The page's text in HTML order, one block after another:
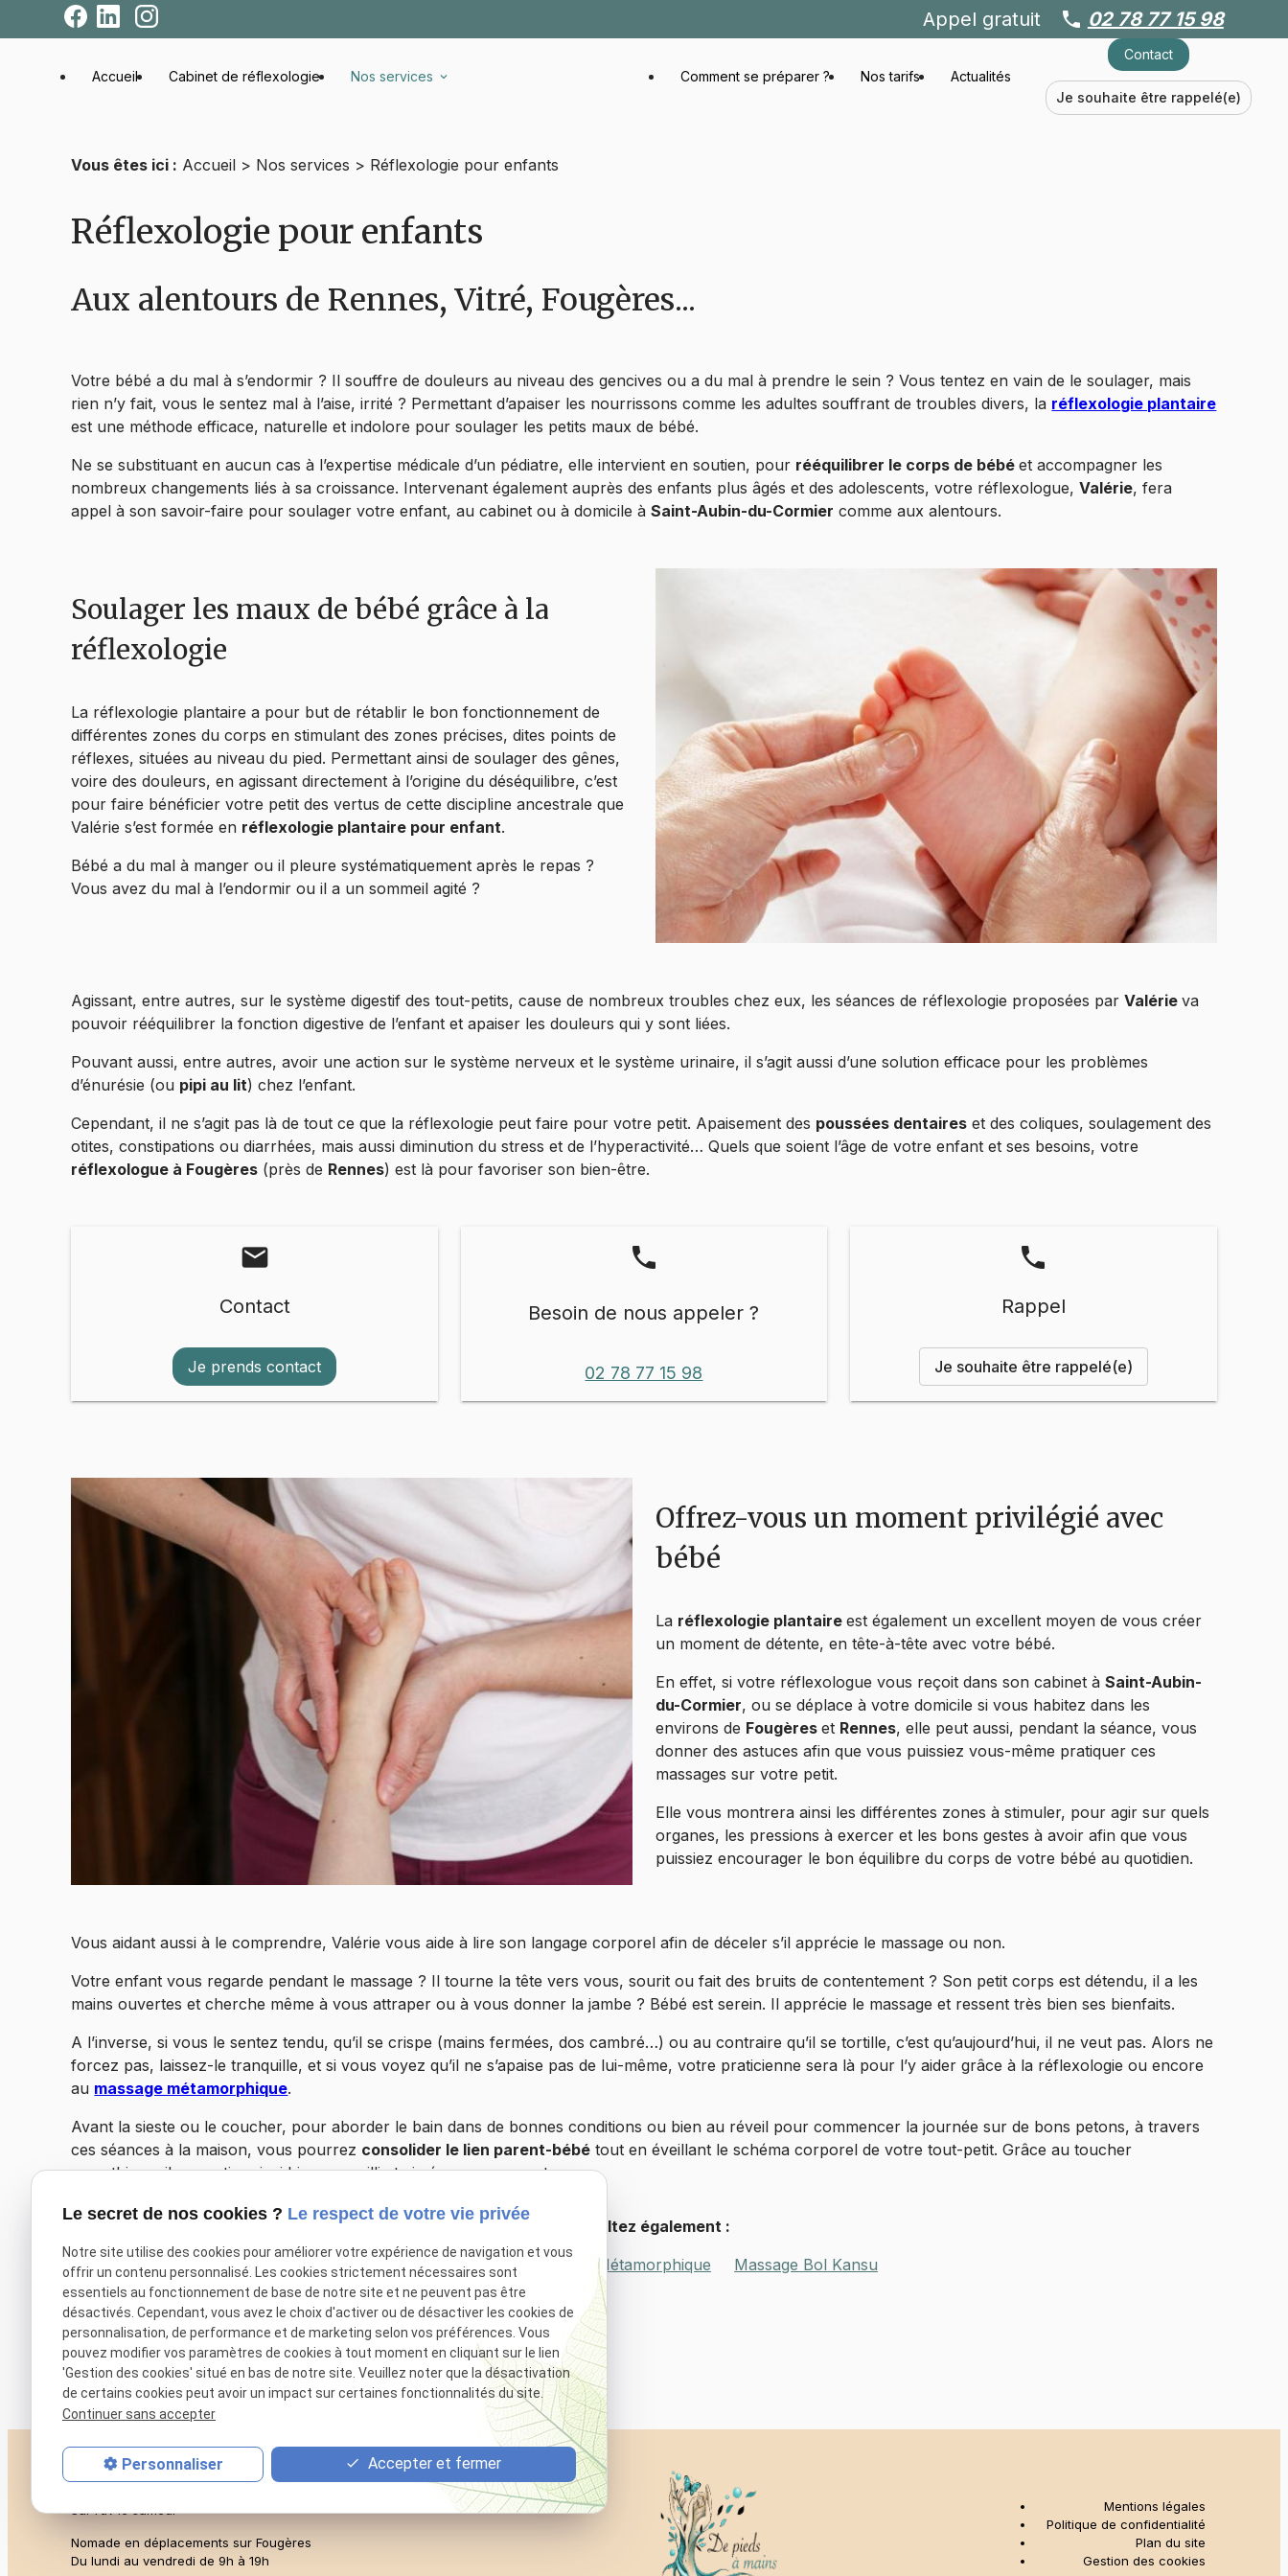
Appel gratuit phone 02 78 77 15 98
Accueil Cabinet de réflexologie Nos services Comment se préparer ? Nos tarifs Actualités
Contact
Je souhaite être rappelé(e)
Vous êtes ici : Accueil > Nos services > Réflexologie pour enfants
Réflexologie pour enfants
Aux alentours de Rennes, Vitré, Fougères...
Votre bébé a du mal à s’endormir ? Il souffre de douleurs au niveau des gencives ou a du mal à prendre le sein ? Vous tentez en vain de le soulager, mais
rien n’y fait, vous le sentez mal à l’aise, irrité ? Permettant d’apaiser les nourrissons comme les adultes souffrant de troubles divers, la réflexologie plantaire
est une méthode efficace, naturelle et indolore pour soulager les petits maux de bébé.
Ne se substituant en aucun cas à l’expertise médicale d’un pédiatre, elle intervient en soutien, pour rééquilibrer le corps de bébéet accompagner les
nombreux changements liés à sa croissance. Intervenant également auprès des enfants plus âgés et des adolescents, votre réflexologue,Valérie, fera
appel à son savoir-faire pour soulager votre enfant, au cabinet ou à domicile àSaint-Aubin-du-Cormier comme aux alentours.
Soulager les maux de bébé grâce à la
réflexologie
La réflexologie plantaire a pour but de rétablir le bon fonctionnement de
différentes zones du corps en stimulant des zones précises, dites points de
réflexes, situées au niveau du pied. Permettant ainsi de soulager des gênes,
voire des douleurs, en agissant directement à l’origine du déséquilibre, c’est
pour faire bénéficier votre petit des vertus de cette discipline ancestrale que
Valérie s’est formée en réflexologie plantaire pour enfant.
Bébé a du mal à manger ou il pleure systématiquement après le repas ?
Vous avez du mal à l’endormir ou il a un sommeil agité ?
Agissant, entre autres, sur le système digestif des tout-petits, cause de nombreux troubles chez eux, les séances de réflexologie proposées parValérieva
pouvoir rééquilibrer la fonction digestive de l’enfant et apaiser les douleurs qui y sont liées.
Pouvant aussi, entre autres, avoir une action sur le système nerveux et le système urinaire, il s’agit aussi d’une solution efficace pour les problèmes
d’énurésie (ou pipi au lit) chez l’enfant.
Cependant, il ne s’agit pas là de tout ce que la réflexologie peut faire pour votre petit. Apaisement des poussées dentaires et des coliques, soulagement des
otites, constipations ou diarrhées, mais aussi diminution du stress et de l’hyperactivité… Quels que soient l’âge de votre enfant et ses besoins, votre
réflexologue à Fougères (près de Rennes) est là pour favoriser son bien-être.
mail
Contact
Je prends contact
phone
Besoin de nous appeler ?
02 78 77 15 98
phone
Rappel
Je souhaite être rappelé(e)
Offrez-vous un moment privilégié avec
bébé
La réflexologie plantaire est également un excellent moyen de vous créer
un moment de détente, en tête-à-tête avec votre bébé.
En effet, si votre réflexologue vous reçoit dans son cabinet à Saint-Aubin-
du-Cormier, ou se déplace à votre domicile si vous habitez dans les
environs de Fougères et Rennes, elle peut aussi, pendant la séance, vous
donner des astuces afin que vous puissiez vous-même pratiquer ces
massages sur votre petit.
Elle vous montrera ainsi les différentes zones à stimuler, pour agir sur quels
organes, les pressions à exercer et les bons gestes à avoir afin que vous
puissiez encourager le bon équilibre du corps de votre bébé au quotidien.
Vous aidant aussi à le comprendre, Valérie vous aide à lire son langage corporel afin de déceler s’il apprécie le massage ou non.
Votre enfant vous regarde pendant le massage ? Il tourne la tête vers vous, sourit ou fait des bruits de contentement ? Son petit corps est détendu, il a les
mains ouvertes et cherche même à vous attraper ou à vous donner la jambe ? Bébé est serein. Il apprécie le massage et ressent très bien ses bienfaits.
A l’inverse, si vous le sentez tendu, qu’il se crispe (mains fermées, dos cambré…) ou au contraire qu’il se tortille, c’est qu’aujourd’hui, il ne veut pas. Alors ne
forcez pas, laissez-le tranquille, et si vous voyez qu’il ne s’apaise pas de lui-même, votre praticienne sera là pour l’y aider grâce à la réflexologie ou encore
au massage métamorphique.
Avant la sieste ou le coucher, pour aborder le bain dans de bonnes conditions ou bien au réveil pour commencer la journée sur de bons petons, à travers
ces séances à la maison, vous pourrez consolider le lien parent-bébé tout en éveillant le schéma corporel de votre tout-petit. Grâce au toucher
empathique, il se sentira ainsi bien accueilli et aimé par ses parents.
Consultez également :
Nos services
Massage Métamorphique Massage Bol Kansu
10 Rue du Général de Gaulle
35140 Saint-Aubin-du-Cormier
Sur rdv le samedi
Nomade en déplacements sur Fougères
Du lundi au vendredi de 9h à 19h
Mentions légales
Politique de confidentialité
Plan du site
Gestion des cookies
Panneau de gestion des cookies
Le secret de nos cookies ? Le respect de votre vie privée
Notre site utilise des cookies pour améliorer votre expérience de navigation et vous
offrir un contenu personnalisé. Les cookies strictement nécessaires sont
essentiels au fonctionnement de base de notre site et ne peuvent pas être
désactivés. Cependant, vous avez le choix d'activer ou de désactiver les cookies de
personnalisation, de performance et de marketing selon vos préférences. Vous
pouvez modifier vos paramètres de cookies à tout moment en cliquant sur le lien
'Gestion des cookies' situé en bas de notre site. Veuillez noter que la désactivation
de certains cookies peut avoir un impact sur certaines fonctionnalités du site.
Continuer sans accepter
Personnaliser Accepter et fermer